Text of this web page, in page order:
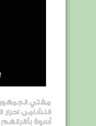
مفتي
النشامى
أسوة بأقرانهم